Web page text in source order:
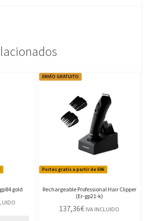
gold
Portes gratis a partir de 69€
ENVÍO GRATUITO
Rechargeable Professional Hair Clipper
(Er-gp21-k)
137,36€ IVA INCLUIDO